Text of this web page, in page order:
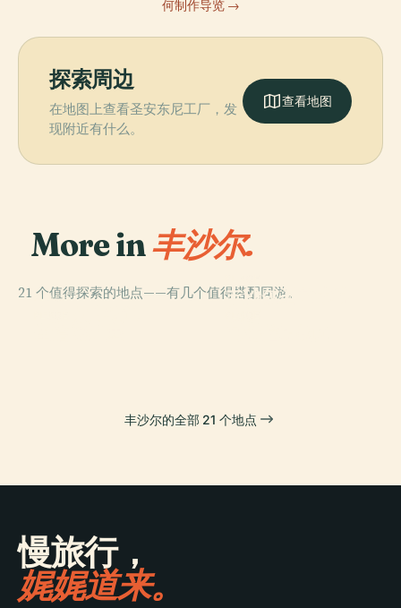
何制作导览 →
探索周边
在地图上查看圣安东尼工厂，发
现附近有什么。
查看地图
More in丰沙尔.
21 个值得探索的地点——有几个值得搭配同游。
PLACE
丰沙尔圣艺术博
丰沙尔的全部 21 个地点
慢旅行，
娓娓道来。